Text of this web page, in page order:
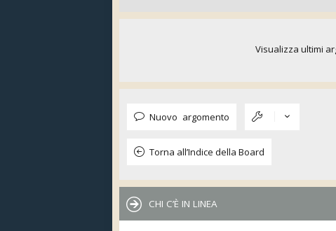
Visualizza ultimi
Nuovo argomento
Torna all’Indice della Board
CHI C’È IN LINEA